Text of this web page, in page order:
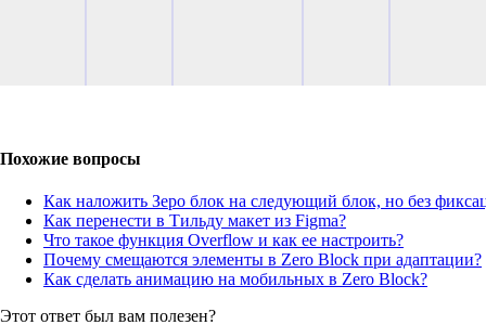
Похожие вопросы
Как наложить Зеро блок на следующий блок, но без
Как перенести в Тильду макет из Figma?
Что такое функция Overflow и как ее настроить?
Почему смещаются элементы в Zero Block при адаптации?
Как сделать анимацию на мобильных в Zero Block?
Этот ответ был вам полезен?